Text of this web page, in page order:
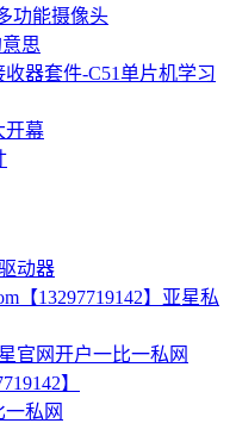
功能摄像头
思
器套件-C51单片机学习
开幕
动器
【13297719142】亚星私
官网开户一比一私网
】
一私网